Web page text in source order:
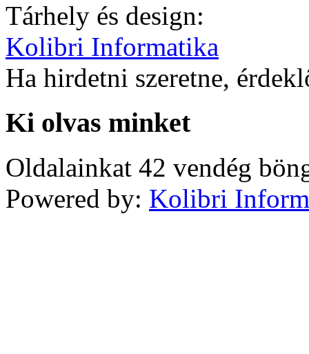
Tárhely és design:
Kolibri Informatika
Ha hirdetni szeretne,
Ki olvas minket
Oldalainkat 42 vendég
Powered by: Kolibri